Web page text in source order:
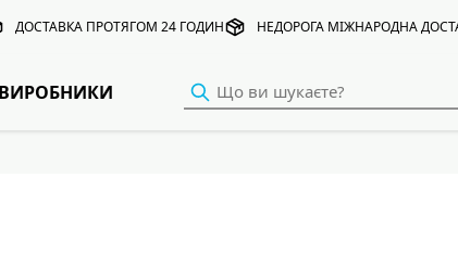
ДОСТАВКА ПРОТЯГОМ 24 ГОДИН НЕДОРОГА МІЖНАРОДНА
ВИРОБНИКИ